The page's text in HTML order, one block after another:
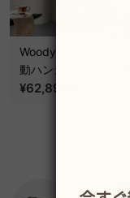
Woody Auraチェスト
動ハンガーラック【
ホワイトアッシュ材】
¥62,890